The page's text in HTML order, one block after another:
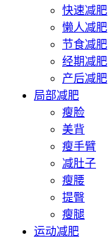
快速减肥
懒人减肥
节食减肥
经期减肥
产后减肥
局部减肥
瘦脸
美背
瘦手臂
减肚子
瘦腰
提臀
瘦腿
运动减肥